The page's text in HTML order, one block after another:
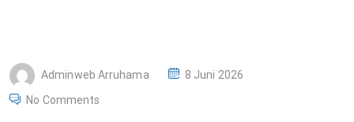
Adminweb Arruhama
P8 Juni 2026
No Comments